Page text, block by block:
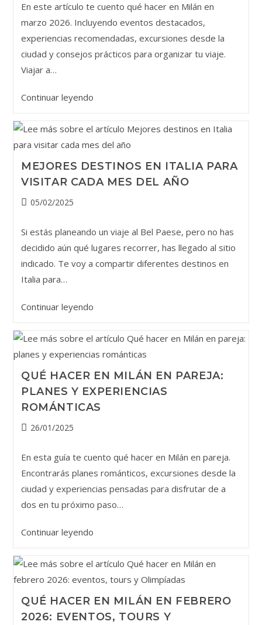
entrada:
En este artículo te cuento qué hacer en Milán en
marzo 2026. Incluyendo eventos destacados,
experiencias recomendadas, excursiones desde la
ciudad y consejos prácticos para organizar tu viaje.
Viajar a…
Continuar leyendoQué
en
Milán
marzo:
eventos,
experiencias
MEJORES DESTINOS EN ITALIA PARA
VISITAR CADA MES DEL AÑO
Publicación
entrada:
05/02/2025
Si estás planeando un viaje al Bel Paese, pero no has
decidido aún qué lugares recorrer, has llegado al sitio
indicado. Te voy a compartir diferentes destinos en
Italia para…
Continuar leyendoMejores
en
visitar
cada
mes
QUÉ HACER EN MILÁN EN PAREJA:
PLANES Y EXPERIENCIAS
ROMÁNTICAS
Publicación
entrada:
26/01/2025
En esta guía te cuento qué hacer en Milán en pareja.
Encontrarás planes románticos, excursiones desde la
ciudad y experiencias pensadas para disfrutar de a
dos en tu próximo paso…
Continuar leyendoQué
en
Milán
pareja:
planes
QUÉ HACER EN MILÁN EN FEBRERO
2026: EVENTOS, TOURS Y